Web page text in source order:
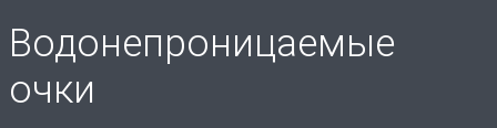
Водонепроницаемые
очки